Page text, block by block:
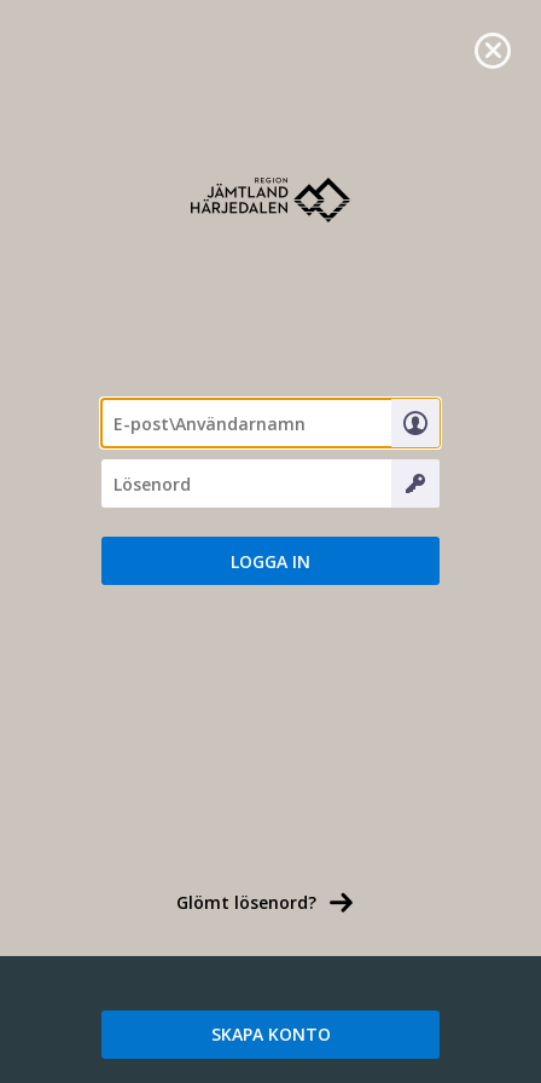
Glömt lösenord?
SKAPA KONTO